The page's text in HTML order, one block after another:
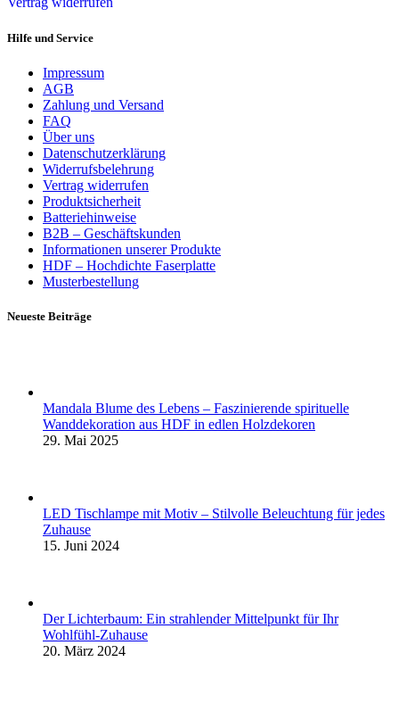
Hilfe und Service
Impressum
AGB
Zahlung und Versand
FAQ
Über uns
Datenschutzerklärung
Widerrufsbelehrung
Vertrag widerrufen
Produktsicherheit
Batteriehinweise
B2B – Geschäftskunden
Informationen unserer Produkte
HDF – Hochdichte Faserplatte
Musterbestellung
Neueste Beiträge
Mandala Blume des Lebens – Faszinierende spirituelle
Wanddekoration aus HDF in edlen Holzdekoren
29. Mai 2025
LED Tischlampe mit Motiv – Stilvolle Beleuchtung für jedes
Zuhause
15. Juni 2024
Der Lichterbaum: Ein strahlender Mittelpunkt für Ihr
Wohlfühl-Zuhause
20. März 2024